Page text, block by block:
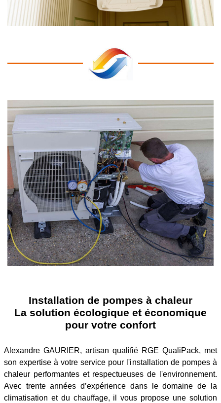
Installation de pompes à chaleur
La solution écologique et économique
pour votre confort
Alexandre GAURIER, artisan qualifié RGE QualiPack, met
son expertise à votre service pour l'installation de pompes à
chaleur performantes et respectueuses de l'environnement.
Avec trente années d’expérience dans le domaine de la
climatisation et du chauffage, il vous propose une solution